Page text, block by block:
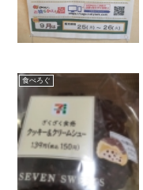
食べろぐ